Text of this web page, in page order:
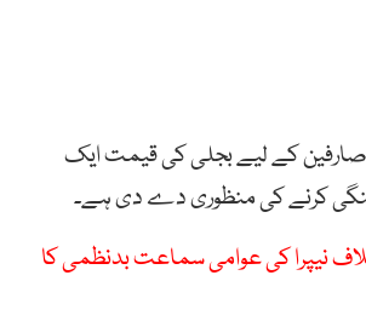
صارفین کے لیے بجلی کی قیمت ایک
نیپرا کی عوامی سماعت بدنظمی کا